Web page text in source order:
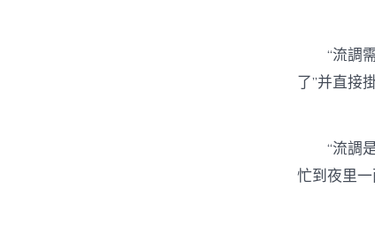
“流調需
了”并直接
“流調是
忙到夜里一